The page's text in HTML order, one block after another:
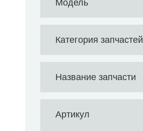
Модель
Категория запчастей
Название запчасти
Артикул